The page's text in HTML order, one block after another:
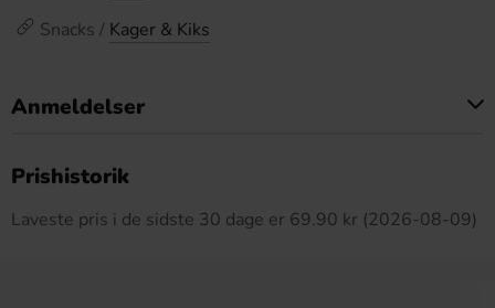
Snacks / Kager & Kiks
Anmeldelser
Prishistorik
Laveste pris i de sidste 30 dage er 69.90 kr (2026-08-09)